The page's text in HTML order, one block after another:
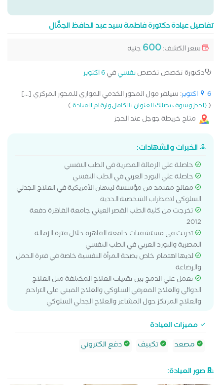
تفاصيل عيادة دكتورة فاطمة سيد عبد الحافظ الجمَّال
سعر الكشف:600 جنيه
دكتورة تخصص تخصصنفسيفي6 اكتوبر
6 اكتوبر
: سيلفر مول المحور الخدمي الموازي للمحور المركزي [...]
((احجز وسوف يصلك العنوان بالكامل وارقام العيادة)
متاح خريطة جوجل عند الحجز
الخبرات والشهادات:
حاصلة علي الزمالة المصرية في الطب النفسي
حاصلة علي البورد العربي في الطب النفسي
معالج معتمد من مؤسسة لينهان الأمريكية في العلاج الجدلي
السلوكي لاضطراب الشخصية الحدية
تخرجت من كلية الطب القصر العيني جامعة القاهرة دفعة
2012
تدربت في مستشفيات جامعة القاهرة خلال فترة الزمالة
المصرية والبورد العربي في الطب النفسي
لديها اهتمام خاص بصحة المرأة النفسية خاصة في فترة الحمل
والرضاعة
تعمل علي الدمج بين تقنيات العلاج المختلفة مثل العلاج
الدوائي والعلاج المعرفي السلوكي والعلاج المبني علي التراحم
والعلاج المرتكز حول المشاعر والعلاج الجدلي السلوكي
مميزات العيادة
مصعد
تكييف دفع الكتروني
صور العيادة: